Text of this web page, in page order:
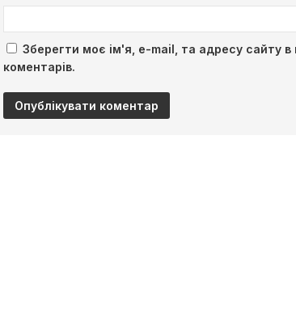
Зберегти моє ім'я, e-mail, та адресу сайту
коментарів.